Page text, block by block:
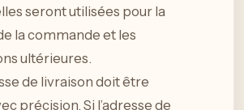
seront utilisées pour la
la commande et les
ultérieures.
de livraison doit être
précision. Si l’adresse de